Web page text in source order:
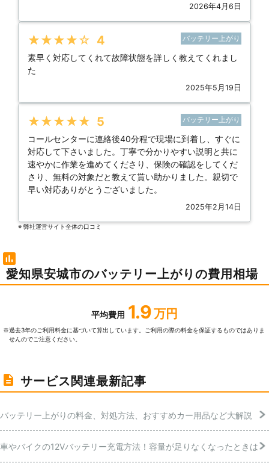
2026年4月6日
★★★★★ 4 バッテリー上がり
素早く対応してくれて故障状態を詳しく教えてくれまし
た
2025年5月19日
★★★★★ 5 バッテリー上がり
コールセンターに連絡後40分程で現場に到着し、すぐに
対応して下さいました。丁寧で分かりやすい説明と共に
速やかに作業を進めてくださり、保険の確認をしてくだ
さり、無料の対象だと教えて貰い助かりました。親切で
早い対応ありがとうございました。
2025年2月14日
※ 弊社運営サイト全体の⼝コミ
愛知県安城市のバッテリー上がりの費用相場
平均費用 1.9 万円
※過去3年のご利⽤料⾦に基づいて算出しています。ご利⽤の際の料⾦を保証するものではありま
せんのでご注意ください。
サービス関連最新記事
バッテリー上がりの料金、対処方法、おすすめカー用品など大解説
車やバイクの12Vバッテリー充電方法！容量が足りなくなったときは